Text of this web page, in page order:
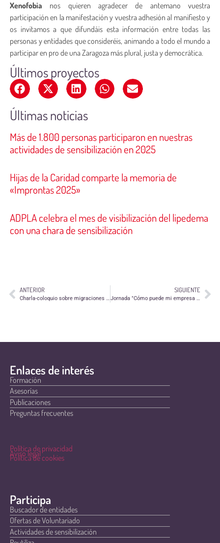
Xenofobia nos quieren agradecer de antemano vuestra
participación en la manifestación y vuestra adhesión al manifiesto y
os invitamos a que difundáis esta información entre todas las
personas y entidades que consideréis, animando a todo el mundo a
participar en pro de una Zaragoza más plural, justa y democrática.
Últimos proyectos
Últimas noticias
Más de 1.800 personas participaron en nuestras
actividades de sensibilización en 2025
Hijas de la Caridad comparte la memoria de
«Improntas 2025»
ADPLA celebra el mes de visibilización del lipedema
con una chara de sensibilización
ANTERIOR
Charla-coloquio sobre migraciones forzosas y antirrumores en Caspe
SIGUIENTE
Jornada "Cómo puede mi empresa participar en acciones de voluntariado corporativo"
Enlaces de interés
Formación
Asesorías
Publicaciones
Preguntas frecuentes
Política de privacidad
Aviso legal
Política de cookies
Participa
Buscador de entidades
Ofertas de Voluntariado
Actividades de sensibilización